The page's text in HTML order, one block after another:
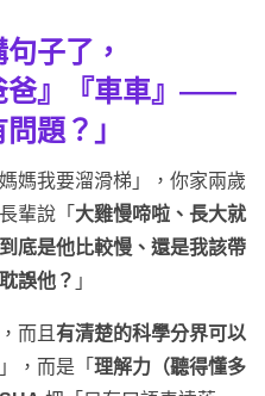
子了，
爸』『車車』——
題？」
媽我要溜滑梯」，你家兩歲
輩說「 大雞慢啼啦、長大就
到底是他比較慢、還是我該帶
誤他？ 」
而且 有清楚的科學分界可以
，而是「 理解力（聽得懂多